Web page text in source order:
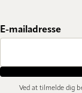
E-mailadresse
Ved at tilmelde dig